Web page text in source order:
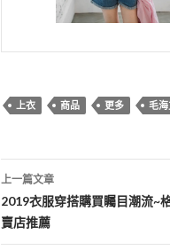
上衣 商品 更多 毛海
文
章
導
上一篇文章
2019衣服穿搭購買矚目潮流~
賣店推薦